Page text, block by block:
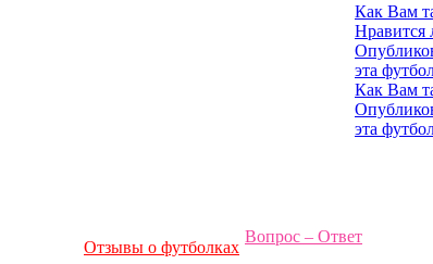
Как Вам
Нравится
эта
Как Вам
эта
Вопрос – Ответ
Отзывы о футболках